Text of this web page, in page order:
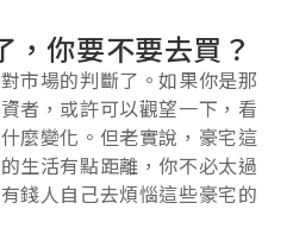
，你要不要去買？
市場的判斷了。如果你是那
者，或許可以觀望一下，看
麼變化。但老實說，豪宅這
生活有點距離，你不必太過
錢人自己去煩惱這些豪宅的